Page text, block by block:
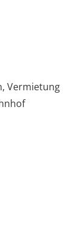
Vermietung